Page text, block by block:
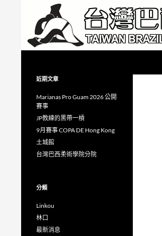
近期文章
Marianas Pro Guam 2026 公開
賽事
JP教練的黑帶一槓
9月賽事 COPA DE Hong Kong
土城館
台灣巴西柔術學院分院
分類
Linkou
林口
最新消息